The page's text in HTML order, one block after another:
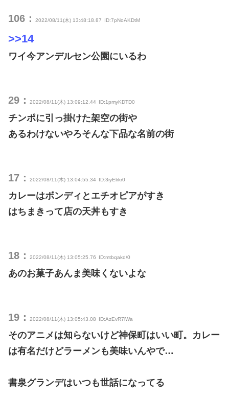
106： 2022/08/11(木) 13:48:18.87 ID:7pNoAKDtM
>>14
ワイ今アンデルセン公園にいるわ
29： 2022/08/11(木) 13:09:12.44 ID:1pmyKDTD0
チンポに引っ掛けた架空の街や
あるわけないやろそんな下品な名前の街
17： 2022/08/11(木) 13:04:55.34 ID:3iyElrkr0
カレーはボンディとエチオピアがすき
はちまきって店の天丼もすき
18： 2022/08/11(木) 13:05:25.76 ID:mtbqakd/0
あのお菓子あんま美味くないよな
19： 2022/08/11(木) 13:05:43.08 ID:AzEvR7iWa
そのアニメは知らないけど神保町はいい町。カレー
は有名だけどラーメンも美味いんやで…
書泉グランデはいつも世話になってる